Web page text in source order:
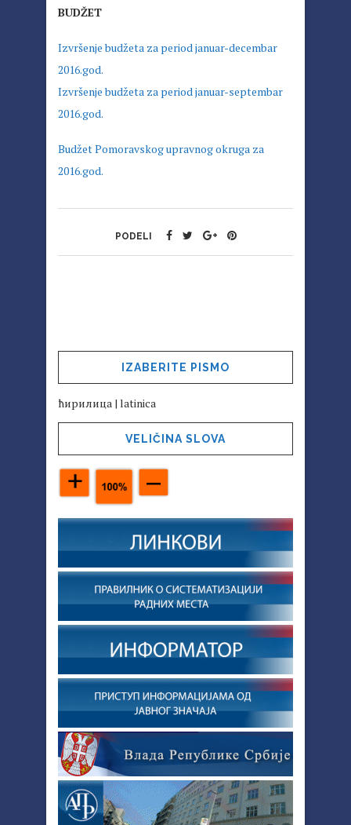
BUDŽET
Izvršenje budžeta za period januar-decembar
2016.god.
Izvršenje budžeta za period januar-septembar
2016.god.
Budžet Pomoravskog upravnog okruga za
2016.god.
PODELI
IZABERITE PISMO
ћирилица | latinica
VELIČINA SLOVA